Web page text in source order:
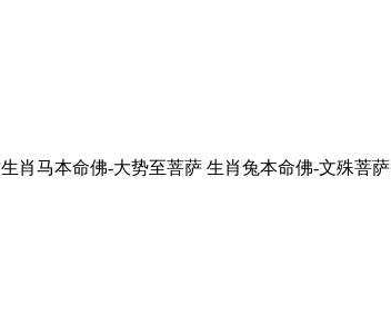
生肖马本命佛-大势至菩萨 生肖兔本命佛-文殊菩萨